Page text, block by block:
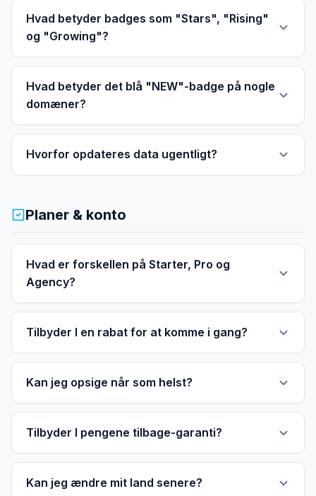
Hvad betyder badges som "Stars", "Rising"
og "Growing"?
Hvad betyder det blå "NEW"-badge på nogle
domæner?
Hvorfor opdateres data ugentligt?
Planer & konto
Hvad er forskellen på Starter, Pro og
Agency?
Tilbyder I en rabat for at komme i gang?
Kan jeg opsige når som helst?
Tilbyder I pengene tilbage-garanti?
Kan jeg ændre mit land senere?